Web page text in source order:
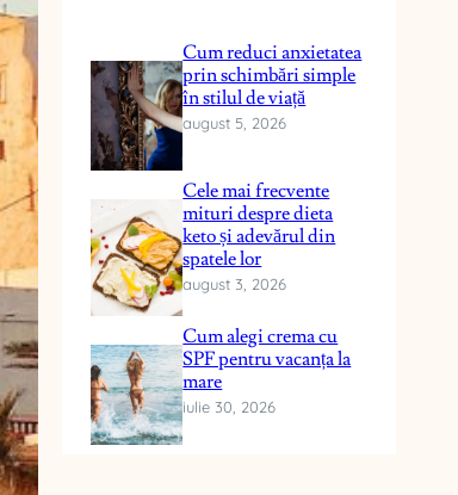
Cum reduci anxietatea
prin schimbări simple
în stilul de viață
august 5, 2026
Cele mai frecvente
mituri despre dieta
keto și adevărul din
spatele lor
august 3, 2026
Cum alegi crema cu
SPF pentru vacanța la
mare
iulie 30, 2026